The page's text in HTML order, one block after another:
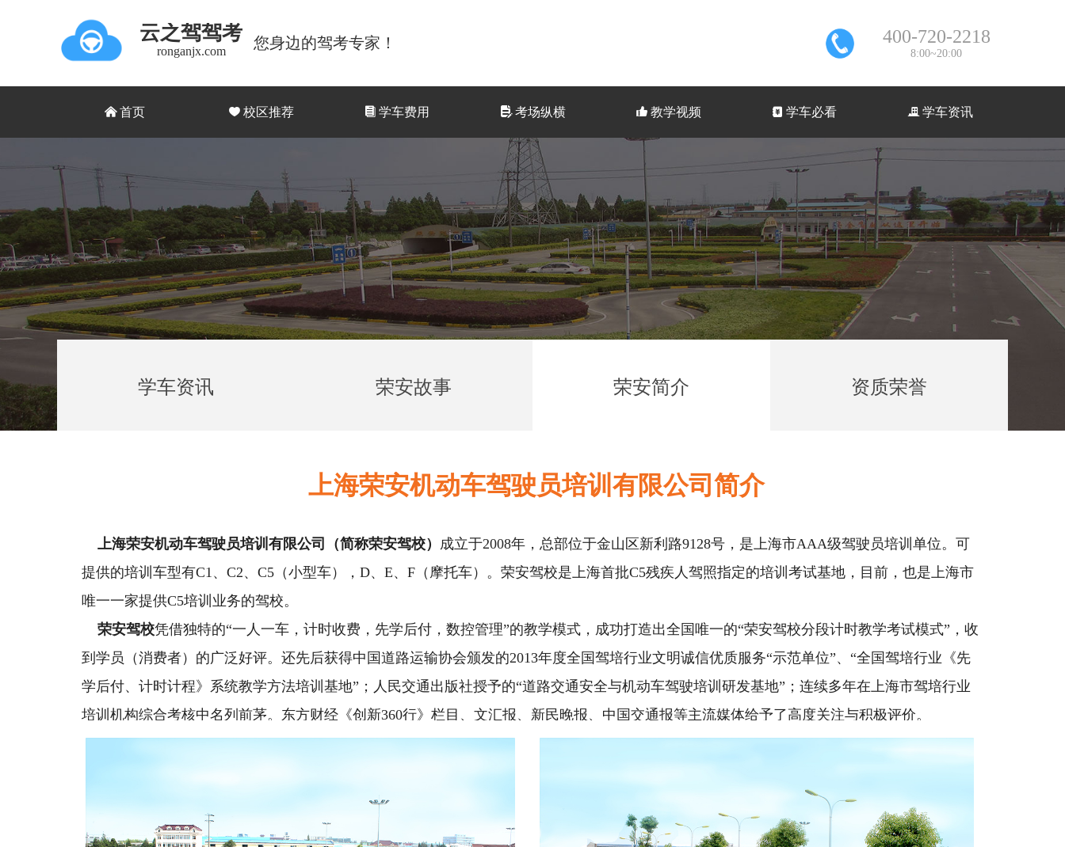
400-720-2218
8:00~20:00
您身边的驾考专家！
云之驾驾考
ronganjx.com
낀 首页 끢 校区推荐 뀴 学车费用 넖考场纵横 뀗 教学视频 낇 学车必看 끉 学车资讯
学车资讯 荣安故事 荣安简介 资质荣誉
上海荣安机动车驾驶员培训有限公司（简称荣安驾校） 成立于2008年，总部位于金山区新利路9128号，是上海市AAA级驾驶员培训单位。可
提供的培训车型有C1、C2、C5（小型车），D、E、F（摩托车）。荣安驾校是上海首批C5残疾人驾照指定的培训考试基地，目前，也是上海市
唯一一家提供C5培训业务的驾校。
荣安驾校凭借独特的“一人一车，计时收费，先学后付，数控管理”的教学模式，成功打造出全国唯一的“荣安驾校分段计时教学考试模式”，收
到学员（消费者）的广泛好评。还先后获得中国道路运输协会颁发的2013年度全国驾培行业文明诚信优质服务“示范单位”、“全国驾培行业《先
学后付、计时计程》系统教学方法培训基地”；人民交通出版社授予的“道路交通安全与机动车驾驶培训研发基地”；连续多年在上海市驾培行业
培训机构综合考核中名列前茅。东方财经《创新360行》栏目、文汇报、新民晚报、中国交通报等主流媒体给予了高度关注与积极评价。
上海荣安机动车驾驶员培训有限公司简介